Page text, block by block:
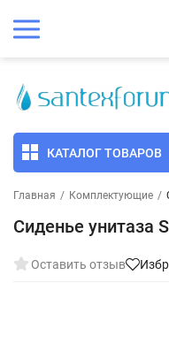
КАТАЛОГ ТОВАРОВ
Главная / Комплектующие /
Сиденье унитаза
Оставить отзыв